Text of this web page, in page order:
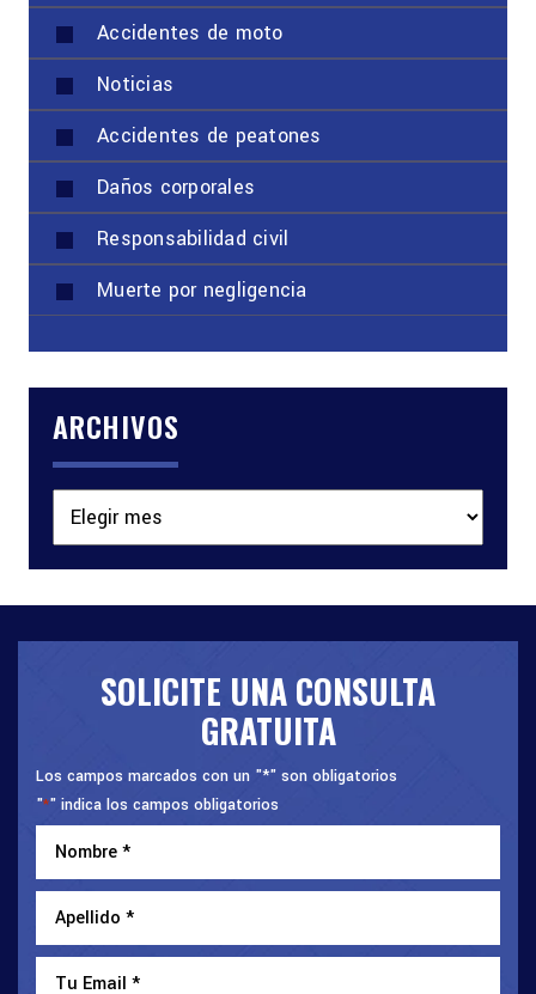
Accidentes de moto
Noticias
Accidentes de peatones
Daños corporales
Responsabilidad civil
Muerte por negligencia
ARCHIVOS
SOLICITE UNA CONSULTA
GRATUITA
Los campos marcados con un "*" son obligatorios
"*" indica los campos obligatorios